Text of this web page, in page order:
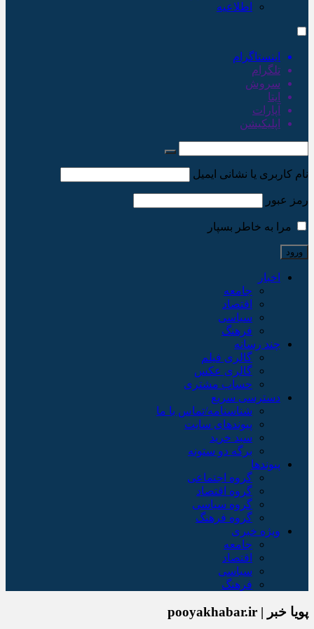
اطلاعیه
اینستاگرام
تلگرام
سروش
ایتا
آپارات
اپلیکیشن
نام کاربری یا نشانی ایمیل
رمز عبور
مرا به خاطر بسپار
اخبار
جامعه
اقتصاد
سیاسی
فرهنگ
چند رسانه
گالری فیلم
گالری عکس
حساب مشتری
دسترسی سریع
شناسنامه/تماس با ما
پیوندهای سایت
سبد خريد
برگه دو ستونه
پیوندها
گروه اجتماعی
گروه اقتصاد
گروه سیاسی
گروه فرهنگ
ویژه خبری
جامعه
اقتصاد
سیاسی
فرهنگ
پویا خبر | pooyakhabar.ir